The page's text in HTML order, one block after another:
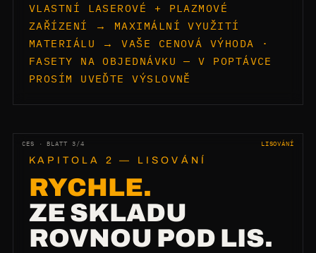
VLASTNÍ LASEROVÉ + PLAZMOVÉ
ZAŘÍZENÍ → MAXIMÁLNÍ VYUŽITÍ
MATERIÁLU → VAŠE CENOVÁ VÝHODA ·
FASETY NA OBJEDNÁVKU — V POPTÁVCE
PROSÍM UVEĎTE VÝSLOVNĚ
CES · BLATT 3/4 LISOVÁNÍ
KAPITOLA 2 — LISOVÁNÍ
RYCHLE.
ZE SKLADU
ROVNOU POD LIS.